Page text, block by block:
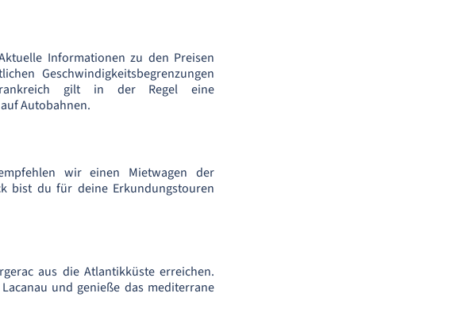
Informationen zu den Preisen
Geschwindigkeitsbegrenzungen
gilt in der Regel eine
Autobahnen.
wir einen Mietwagen der
bist du für deine Erkundungstouren
aus die Atlantikküste erreichen.
und genieße das mediterrane